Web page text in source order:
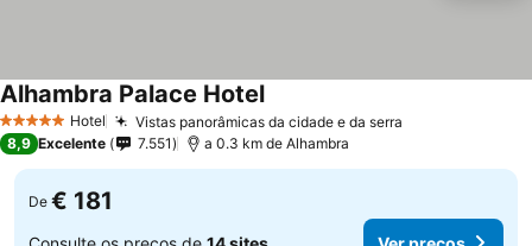
5 Estrelas Hotel Vistas panorâmicas da cidade e da serra
Alhambra Palace Hotel
8,9 Excelente 7.551 a 0.3 km de Alhambra
De € 181